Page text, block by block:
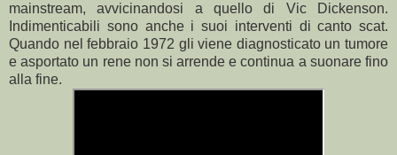
mainstream, avvicinandosi a quello di Vic Dickenson.
Indimenticabili sono anche i suoi interventi di canto scat.
Quando nel febbraio 1972 gli viene diagnosticato un tumore
e asportato un rene non si arrende e continua a suonare fino
alla fine.